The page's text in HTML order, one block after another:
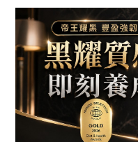
蝦皮全站廣告工具
蝦皮賣家輔助工具
蝦皮黑名單平台
社群平台
FB粉絲團